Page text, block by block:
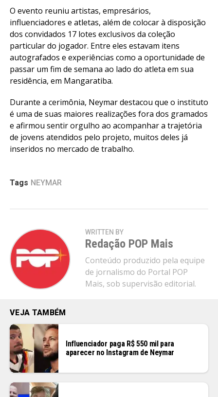
O evento reuniu artistas, empresários,
influenciadores e atletas, além de colocar à disposição
dos convidados 17 lotes exclusivos da coleção
particular do jogador. Entre eles estavam itens
autografados e experiências como a oportunidade de
passar um fim de semana ao lado do atleta em sua
residência, em Mangaratiba.
Durante a cerimônia, Neymar destacou que o instituto
é uma de suas maiores realizações fora dos gramados
e afirmou sentir orgulho ao acompanhar a trajetória
de jovens atendidos pelo projeto, muitos deles já
inseridos no mercado de trabalho.
Tags NEYMAR
WRITTEN BY
Redação POP Mais
Conteúdo produzido pela equipe
de jornalismo do Portal POP
Mais, sob supervisão editorial.
VEJA TAMBÉM
Influenciador paga R$ 550 mil para
aparecer no Instagram de Neymar